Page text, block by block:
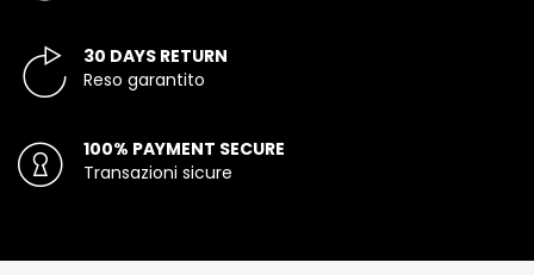
30 DAYS RETURN
Reso garantito
100% PAYMENT SECURE
Transazioni sicure